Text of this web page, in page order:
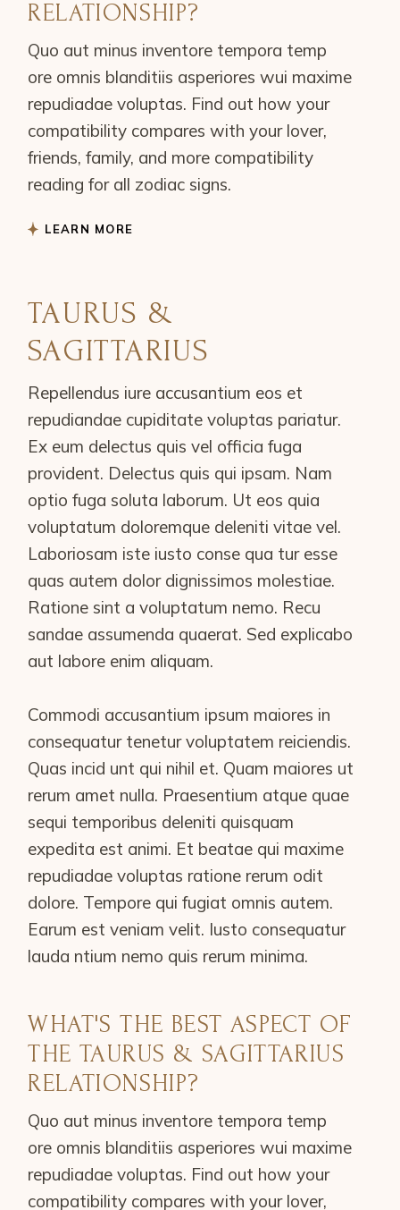
RELATIONSHIP?
Quo aut minus inventore tempora temp
ore omnis blanditiis asperiores wui maxime
repudiadae voluptas. Find out how your
compatibility compares with your lover,
friends, family, and more compatibility
reading for all zodiac signs.
LEARN MORE
TAURUS &
SAGITTARIUS
Repellendus iure accusantium eos et
repudiandae cupiditate voluptas pariatur.
Ex eum delectus quis vel officia fuga
provident. Delectus quis qui ipsam. Nam
optio fuga soluta laborum. Ut eos quia
voluptatum doloremque deleniti vitae vel.
Laboriosam iste iusto conse qua tur esse
quas autem dolor dignissimos molestiae.
Ratione sint a voluptatum nemo. Recu
sandae assumenda quaerat. Sed explicabo
aut labore enim aliquam.
Commodi accusantium ipsum maiores in
consequatur tenetur voluptatem reiciendis.
Quas incid unt qui nihil et. Quam maiores ut
rerum amet nulla. Praesentium atque quae
sequi temporibus deleniti quisquam
expedita est animi. Et beatae qui maxime
repudiadae voluptas ratione rerum odit
dolore. Tempore qui fugiat omnis autem.
Earum est veniam velit. Iusto consequatur
lauda ntium nemo quis rerum minima.
WHAT'S THE BEST ASPECT OF
THE TAURUS & SAGITTARIUS
RELATIONSHIP?
Quo aut minus inventore tempora temp
ore omnis blanditiis asperiores wui maxime
repudiadae voluptas. Find out how your
compatibility compares with your lover,